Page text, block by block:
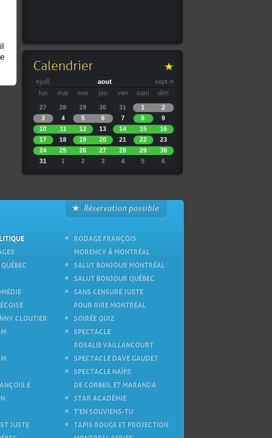
Calendrier
<juill. sept.>
aout
lun
mar mer jeu ven sam dim
27 28 29 30 31 1
2
3
4 5 6 7 8
9
10
11 12 13 14 15
16
17
18 19 20 21 22
23
24
25 26 27 28 29
30
31
1 2 3 4 5 6
Réservation possible
CLOUTIER
JUSTE
RODAGE FRANÇOIS
MORENCY À MONTRÉAL
SALUT BONJOUR MONTRÉAL
SALUT BONJOUR QUÉBEC
SANS CENSURE JUSTE
POUR RIRE MONTRÉAL
SOIRÉE QUIZ
SPECTACLE
ROSALIE VAILLANCOURT
SPECTACLE DAVE GAUDET
SPECTACLE NAÏFS
DE CORBEIL ET MARANDA
STAR ACADÉMIE
T'EN SOUVIENS-TU
TAPIS ROUGE ET PROJECTION